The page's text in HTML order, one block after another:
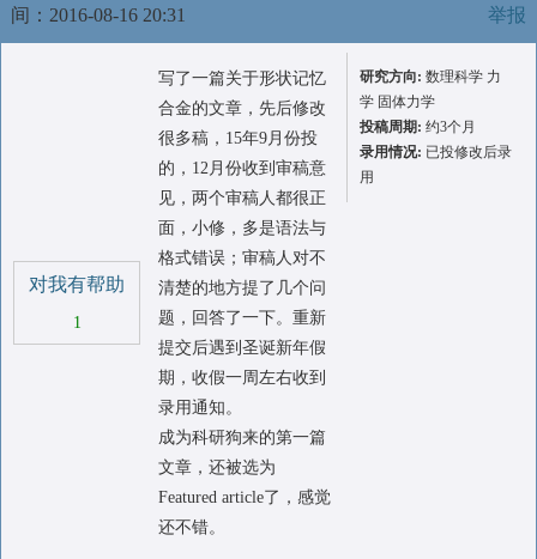
间：2016-08-16 20:31
举报
对我有帮助
1
写了一篇关于形状记忆
合金的文章，先后修改
很多稿，15年9月份投
的，12月份收到审稿意
见，两个审稿人都很正
面，小修，多是语法与
格式错误；审稿人对不
清楚的地方提了几个问
题，回答了一下。重新
提交后遇到圣诞新年假
期，收假一周左右收到
录用通知。
成为科研狗来的第一篇
文章，还被选为
Featured article了，感觉
还不错。
研究方向: 数理科学 力
学 固体力学
投稿周期: 约3个月
录用情况: 已投修改后录
用